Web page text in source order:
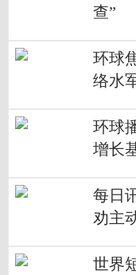
查”
环球
络水
环球
增长
每日
劝主
世界